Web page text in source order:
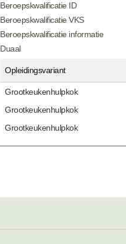
Beroepskwalificatie ID
Beroepskwalificatie VKS
Beroepskwalificatie informatie
Duaal
Opleidingsvariant
Grootkeukenhulpkok
Grootkeukenhulpkok
Grootkeukenhulpkok